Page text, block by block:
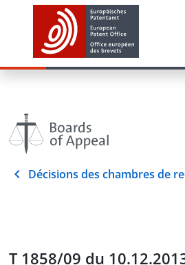
Décisions des chambres de
T 1858/09 du